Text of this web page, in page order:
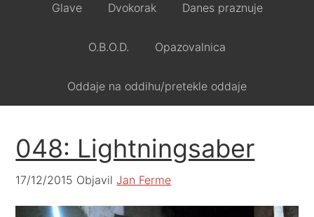
Glave Dvokorak Danes praznuje
O.B.O.D. Opazovalnica
Oddaje na oddihu/pretekle oddaje
048: Lightningsaber
17/12/2015 ObjavilJan Ferme